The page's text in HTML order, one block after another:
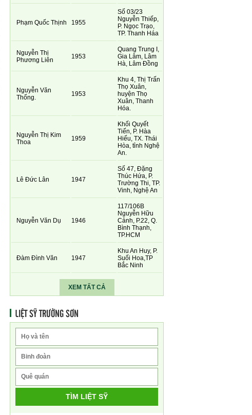
Phạm Quốc Thịnh 1955
Số 03/23
Nguyễn Thiếp,
P. Ngọc Trạo,
TP. Thanh Háa
Nguyễn Thị
Phương Liên
1953
Quang Trung I,
Gia Lâm, Lâm
Hà, Lâm Đồng
Nguyễn Văn
Thống.
1953
Khu 4, Thị Trấn
Thọ Xuân,
huyện Thọ
Xuân, Thanh
Hóa.
Nguyễn Thị Kim
Thoa
1959
Khối Quyết
Tiến, P. Hàa
Hiếu, TX. Thái
Hòa, tỉnh Nghệ
An.
Lê Đức Lân 1947
Số 47, Đặng
Thúc Hứa, P.
Trường Thi, TP.
Vinh, Nghệ An
Nguyễn Văn Dụ 1946
117/106B
Nguyễn Hữu
Cảnh, P.22, Q.
Bình Thạnh,
TP.HCM
Đàm Đình Văn 1947
Khu An Huy, P.
Suối Hoa,TP
Bắc Ninh
XEM TẤT CẢ
LIỆT SỸ TRƯỜNG SƠN
TÌM LIỆT SỸ